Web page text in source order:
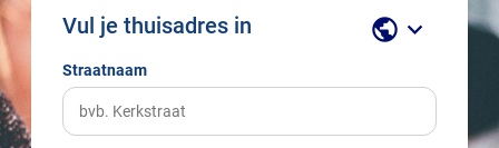
Vul je thuisadres in public keyboard_arrow_down
Straatnaam